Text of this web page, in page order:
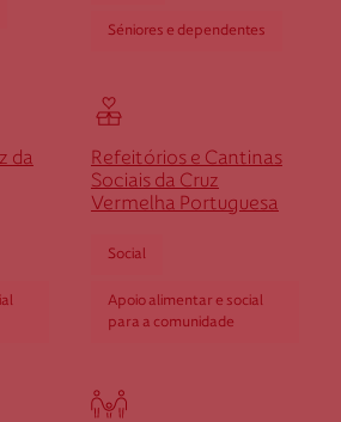
Gandarela de Basto
Oliveira, n.º 283
Gerês
Séniores e dependentes
da
Refeitórios e Cantinas
Sociais da Cruz
Vermelha Portuguesa
Social
Apoio alimentar e social
para a comunidade